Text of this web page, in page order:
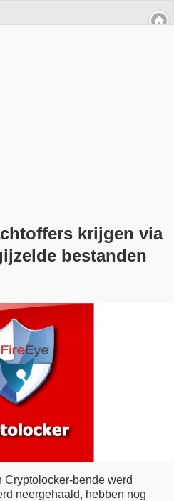
krijgen via
bestanden
bende werd
neergehaald, hebben nog